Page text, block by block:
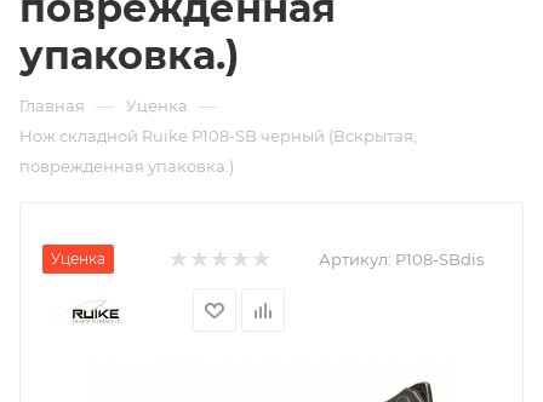
упаковка.)
Главная — Уценка —
Нож складной Ruike P108-SB черный (Вскрытая,
поврежденная упаковка.)
Уценка Артикул: P108-SBdis